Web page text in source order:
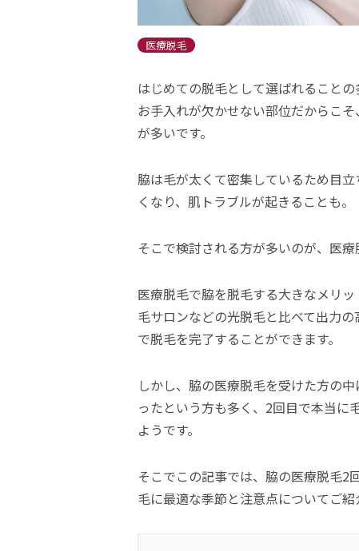
医療脱毛
はじめての脱毛として選ばれること
お手入れが欠かせない部位だからこ
が多いです。
脇は毛が太くて密集しているため目
くなり、肌トラブルが起きることも。
そこで検討される方が多いのが、医療
医療脱毛で脇を脱毛する大きなメリ
毛サロンなどの光脱毛と比べて出力
で脱毛を完了することができます。
しかし、脇の医療脱毛を受けた方の
ったという方も多く、2回目で本当に
ようです。
そこでこの記事では、脇の医療脱毛2
毛に最適な季節と注意点についてご紹